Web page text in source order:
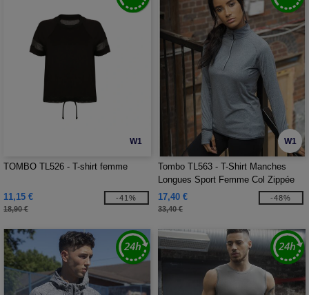
W1
TOMBO TL526 - T-shirt femme
11,15 €
18,90 €
-41%
W1
Tombo TL563 - T-Shirt Manches
Longues Sport Femme Col Zippée
17,40 €
33,40 €
-48%